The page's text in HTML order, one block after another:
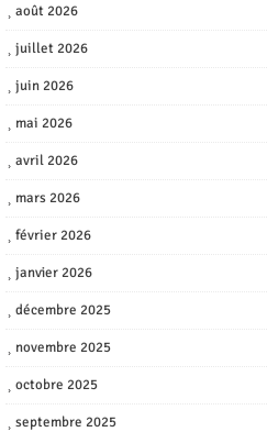
août 2026
juillet 2026
juin 2026
mai 2026
avril 2026
mars 2026
février 2026
janvier 2026
décembre 2025
novembre 2025
octobre 2025
septembre 2025